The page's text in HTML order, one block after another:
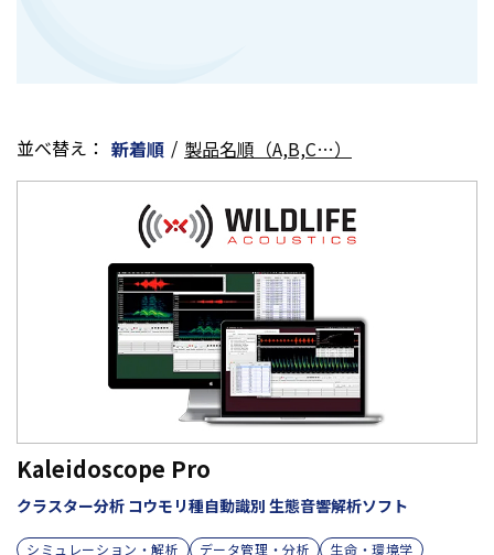
並べ替え： 新着順 / 製品名順（A,B,C…）
Kaleidoscope Pro
クラスター分析 コウモリ種自動識別 生態音響解析ソフト
シミュレーション・解析 データ管理・分析
生命・環境学